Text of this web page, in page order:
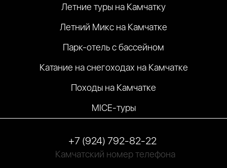
Летние туры на Камчатку
Летний Микс на Камчатке
Парк-отель с бассейном
Катание на снегоходах на Камчатке
Походы на Камчатке
MICE-туры
+7 (924) 792-82-22
Камчатский номер телефона